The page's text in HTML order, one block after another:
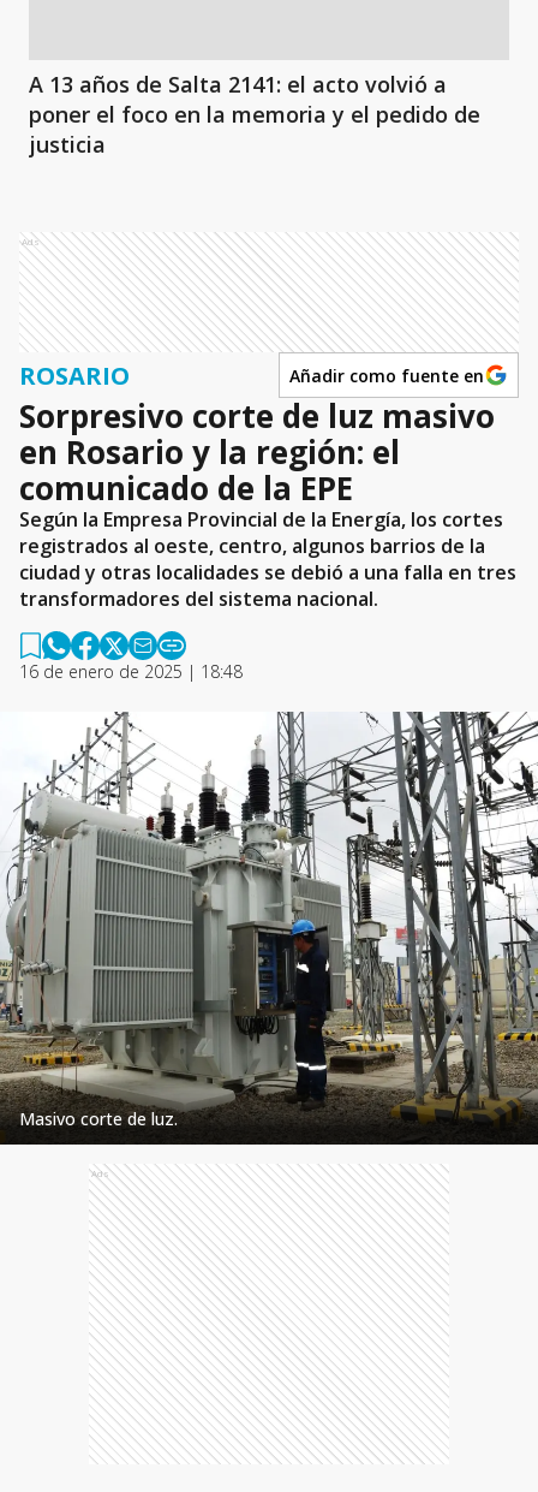
A 13 años de Salta 2141: el acto volvió a
poner el foco en la memoria y el pedido de
justicia
Ads
ROSARIO Añadir como fuente en
Sorpresivo corte de luz masivo
en Rosario y la región: el
comunicado de la EPE
Según la Empresa Provincial de la Energía, los cortes
registrados al oeste, centro, algunos barrios de la
ciudad y otras localidades se debió a una falla en tres
transformadores del sistema nacional.
16 de enero de 2025 | 18:48
Masivo corte de luz.
Ads